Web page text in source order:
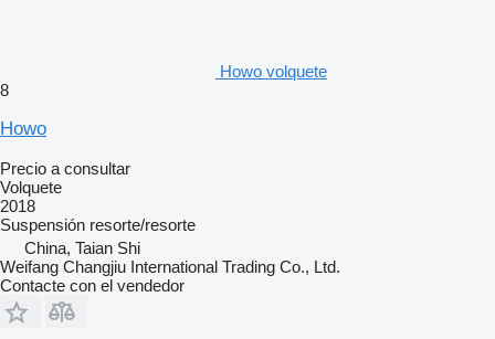
Howo volquete
8
Howo
Precio a consultar
Volquete
2018
Suspensión resorte/resorte
China, Taian Shi
Weifang Changjiu International Trading Co., Ltd.
Contacte con el vendedor